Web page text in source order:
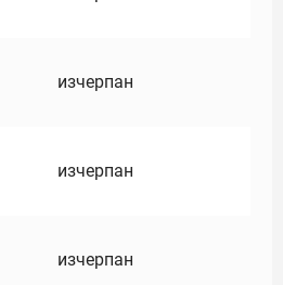
изчерпан
изчерпан
изчерпан